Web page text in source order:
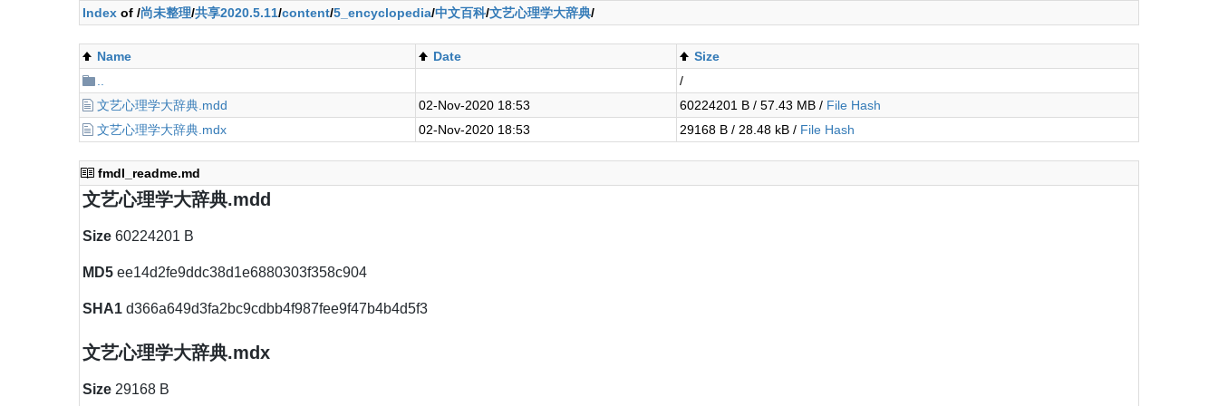
Index of /尚未整理/共享2020.5.11/content/5_encyclopedia/中文百科/文艺心理学大辞典/
Name Date
Size
/
文艺心理学大辞典.mdd
02-Nov-2020 18:53 60224201 B / 57.43 MB / File Hash
文艺心理学大辞典.mdx
02-Nov-2020 18:53 29168 B / 28.48 kB / File Hash
fmdl_readme.md
文艺心理学大辞典.mdd
Size 60224201 B
MD5 ee14d2fe9ddc38d1e6880303f358c904
SHA1 d366a649d3fa2bc9cdbb4f987fee9f47b4b4d5f3
文艺心理学大辞典.mdx
Size 29168 B